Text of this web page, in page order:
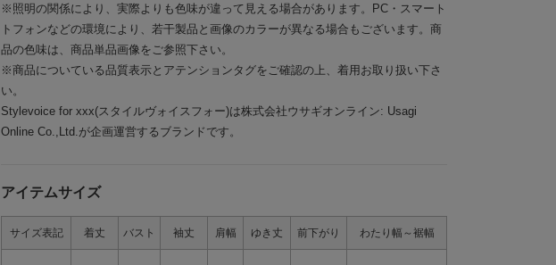
※照明の関係により、実際よりも色味が違って見える場合があります。PC・スマート
トフォンなどの環境により、若干製品と画像のカラーが異なる場合もございます。商
品の色味は、商品単品画像をご参照下さい。
※商品についている品質表示とアテンションタグをご確認の上、着用お取り扱い下さ
い。
Stylevoice for xxx(スタイルヴォイスフォー)は株式会社ウサギオンライン: Usagi
Online Co.,Ltd.が企画運営するブランドです。
アイテムサイズ
サイズ表記 着丈 バスト 袖丈 肩幅 ゆき丈 前下がり わたり幅～裾幅